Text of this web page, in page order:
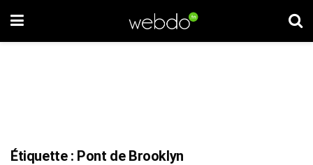
Étiquette : Pont de Brooklyn